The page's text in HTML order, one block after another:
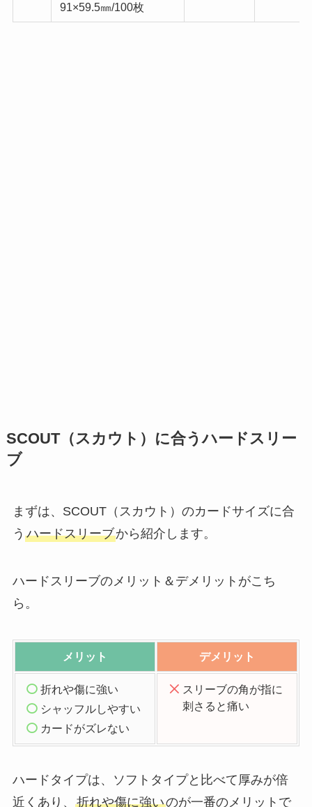
91×59.5㎜/100枚
SCOUT（スカウト）に合うハードスリー
ブ
まずは、SCOUT（スカウト）のカードサイズに合
う ハードスリーブから紹介します。
ハードスリーブのメリット＆デメリットがこち
ら。
メリット デメリット
折れや傷に強い
シャッフルしやすい
カードがズレない
スリーブの角が指に
刺さると痛い
ハードタイプは、ソフトタイプと比べて厚みが倍
近くあり、 折れや傷に強いのが一番のメリットで